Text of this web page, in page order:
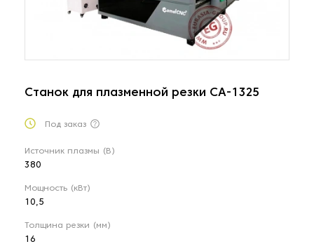
Станок для плазменной резки CA-1325
Под заказ
Источник плазмы (В)
380
Мощность (кВт)
10,5
Толщина резки (мм)
16